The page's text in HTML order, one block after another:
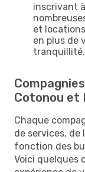
inscrivant
et
en plus de
tranquillité.
Cotonou et
Chaque
de services, de
fonction des
Voici quelques